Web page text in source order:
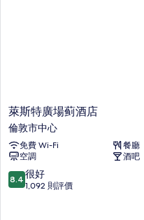
張
梳
化
床
(Penthouse
床
(Penthouse
King
Suite)
萊
斯
特
廣
場
蓟
酒
萊斯特廣場蓟酒店
倫敦市中心
免費 Wi-Fi
餐廳
空調
酒吧
8.4
分
8.4 很好
1,092 則評價